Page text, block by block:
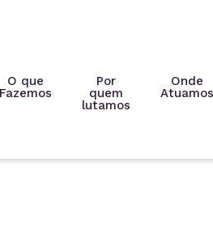
O que
Fazemos
Por
quem
lutamos
Onde
Atuamos